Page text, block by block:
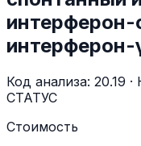
интерферон-
Код анализа: 20.19 ·
СТАТУС
Стоимость